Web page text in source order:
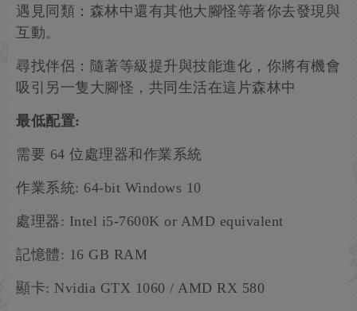
遇見同類：森林中還有其他大腳怪等著你去發現與
互動。
尋找伴侶：隨著等級提升與技能進化，你將有機會
吸引另一隻大腳怪，共同生活在這片森林中
最低配置:
需要 64 位處理器和作業系統
作業系統: 64-bit Windows 10
處理器: Intel i5-7600K or AMD equivalent
記憶體: 16 GB RAM
顯卡: Nvidia GTX 1060 / AMD RX 580